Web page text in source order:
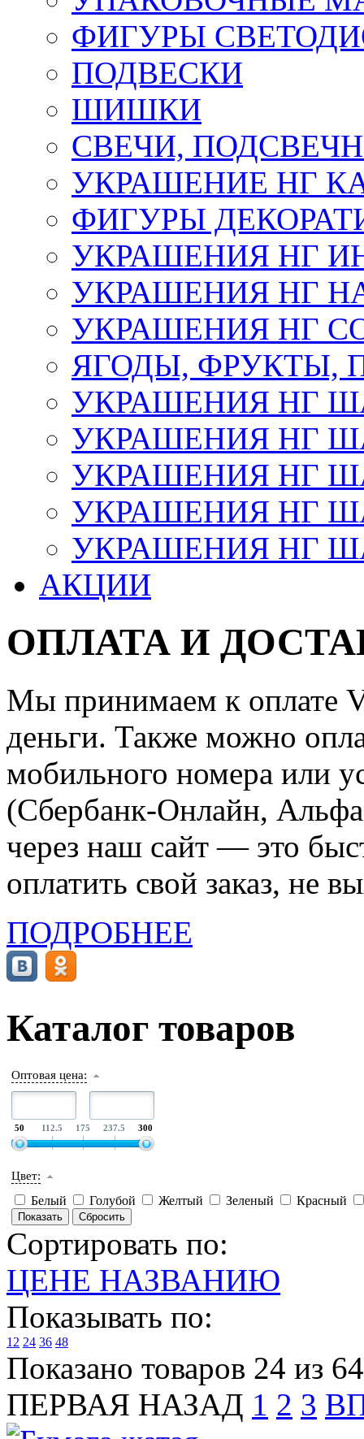
ФИГУРЫ
ПОДВЕСКИ
ШИШКИ
СВЕЧИ,
УКРАШЕНИЕ НГ
ФИГУРЫ
УКРАШЕНИЯ НГ
УКРАШЕНИЯ НГ
УКРАШЕНИЯ НГ
ЯГОДЫ, ФРУКТЫ,
УКРАШЕНИЯ НГ
УКРАШЕНИЯ НГ
УКРАШЕНИЯ НГ
УКРАШЕНИЯ НГ
УКРАШЕНИЯ НГ
АКЦИИ
ОПЛАТА И
Мы принимаем к оплате
деньги. Также можно
мобильного номера или
(Сбербанк-Онлайн,
через наш сайт — это
оплатить свой заказ, не
ПОДРОБНЕЕ
Каталог товаров
Оптовая цена:
50 112.5 175 237.5 300
Цвет:
Белый Голубой Желтый Зеленый Красный
Сортировать по:
ЦЕНЕ НАЗВАНИЮ
Показывать по:
12 24 36 48
Показано товаров 24 из 64
ПЕРВАЯ НАЗАД 1 2 3